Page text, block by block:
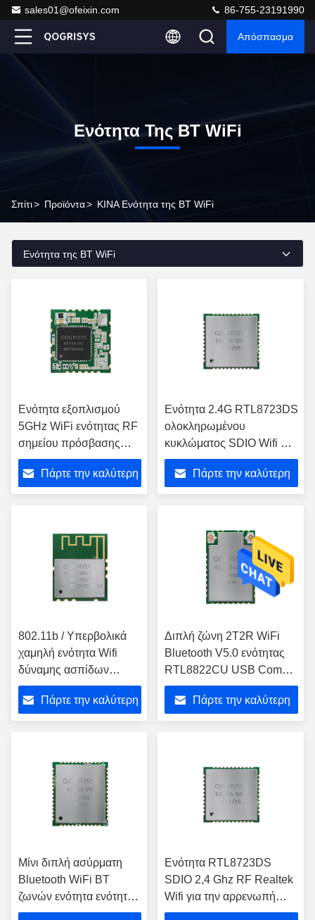
sales01@ofeixin.com 86-755-23191990
Απόσπασμα
Ενότητα Της BT WiFi
Σπίτι> Προϊόντα> ΚΙΝΑ Ενότητα της BT WiFi
Ενότητα της BT WiFi
Ενότητα εξοπλισμού
5GHz WiFi ενότητας RF
σημείου πρόσβασης
RTL8821CS SDIO WiFi
Πάρτε την καλύτερη
Ενότητα 2.4G RTL8723DS
ολοκληρωμένου
κυκλώματος SDIO Wifi BT
Combo για τον ασύρματο
POS εκτυπωτή
Πάρτε την καλύτερη
802.11b / Υπερβολικά
χαμηλή ενότητα Wifi
δύναμης ασπίδων
ενότητας Γ/Ν USB WiFi
Πάρτε την καλύτερη
Διπλή ζώνη 2T2R WiFi
Bluetooth V5.0 ενότητας
RTL8822CU USB Combo
Realtek WiFi BT
Πάρτε την καλύτερη
Μίνι διπλή ασύρματη
Bluetooth WiFi BT
ζωνών ενότητα ενότητας
5GHz QCA6174 PCIe
Ενότητα RTL8723DS
SDIO 2,4 Ghz RF Realtek
Wifi για την αρρενωπή
ταμπλέτα